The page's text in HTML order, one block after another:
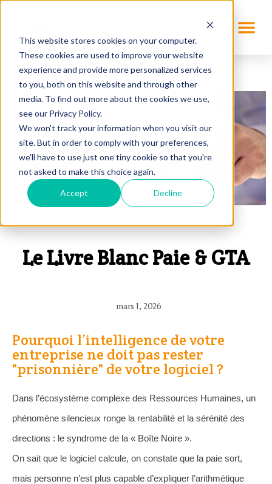
This website stores cookies on your computer.
These cookies are used to improve your website
experience and provide more personalized services
to you, both on this website and through other
media. To find out more about the cookies we use,
see our Privacy Policy.
We won't track your information when you visit our
site. But in order to comply with your preferences,
we'll have to use just one tiny cookie so that you're
not asked to make this choice again.
Accept Decline
Le Livre Blanc Paie & GTA
mars 1, 2026
Pourquoi l’intelligence de votre
entreprise ne doit pas rester
"prisonnière" de votre logiciel ?
Dans l’écosystème complexe des Ressources Humaines, un
phénomène silencieux ronge la rentabilité et la sérénité des
directions : le syndrome de la « Boîte Noire ».
On sait que le logiciel calcule, on constate que la paie sort,
mais personne n’est plus capable d’expliquer l’arithmétique